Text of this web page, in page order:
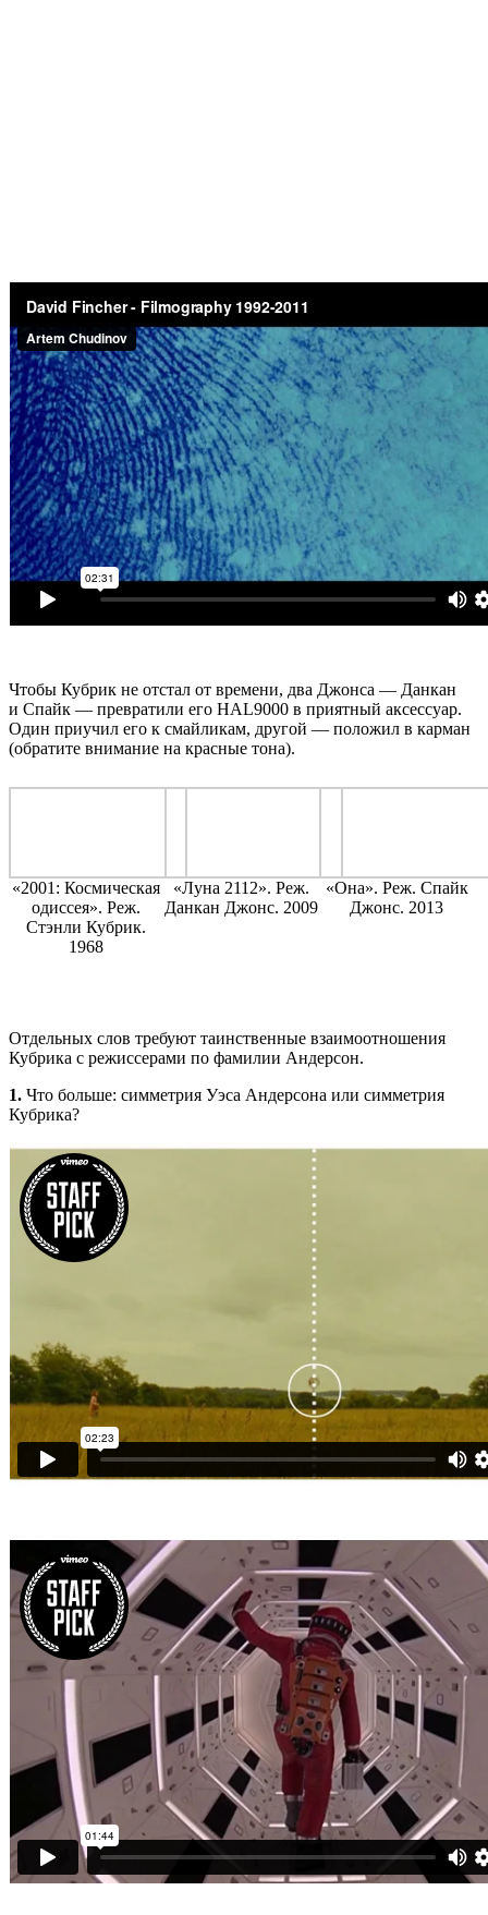
Чтобы Кубрик не отстал от времени, два Джонса — Данкан
и Спайк — превратили его HAL9000 в приятный аксессуар.
Один приучил его к смайликам, другой — положил в карман
(обратите внимание на красные тона).
«2001: Космическая
одиссея». Реж.
Стэнли Кубрик.
1968
«Луна 2112». Реж.
Данкан Джонс. 2009
«Она». Реж. Спайк
Джонс. 2013
Отдельных слов требуют таинственные взаимоотношения
Кубрика с режиссерами по фамилии Андерсон.
1. Что больше: симметрия Уэса Андерсона или симметрия
Кубрика?